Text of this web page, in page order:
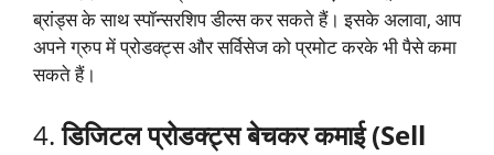
ब्रांड्स के साथ स्पॉन्सरशिप डील्स कर सकते हैं। इसके अलावा, आप
अपने ग्रुप में प्रोडक्ट्स और सर्विसेज को प्रमोट करके भी पैसे कमा
सकते हैं।
4.डिजिटल प्रोडक्ट्स बेचकर कमाई (Sell